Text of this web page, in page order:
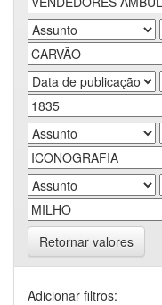
Retornar valores
Adicionar filtros: